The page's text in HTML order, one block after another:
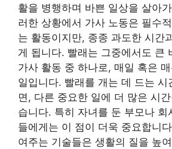
활을 병행하며 바쁜 일상을 살아
러한 상황에서 가사 노동은 필수
는 활동이지만, 종종 과도한 시간
게 됩니다. 빨래는 그중에서도 큰
가사 활동 중 하나로, 매일 혹은
일입니다. 빨래를 개는 데 드는 시
면, 다른 중요한 일에 더 많은 시
습니다. 특히 자녀를 둔 부모나 회
들에게는 이 점이 더욱 중요합니
여주는 기술들은 생활의 질을 높